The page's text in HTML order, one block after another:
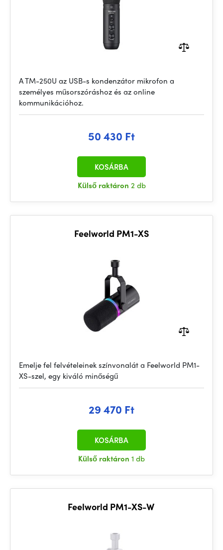
A TM-250U az USB-s kondenzátor mikrofon a
személyes műsorszóráshoz és az online
kommunikációhoz.
50 430 Ft
Külső raktáron 2 db
KOSÁRBA
Feelworld PM1-XS
Emelje fel felvételeinek színvonalát a Feelworld PM1-
XS-szel, egy kiváló minőségű
29 470 Ft
Külső raktáron 1 db
KOSÁRBA
Feelworld PM1-XS-W